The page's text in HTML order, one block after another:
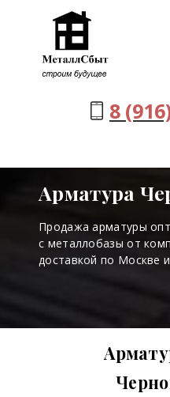
8
Арматура
Продажа арматуры
с металлобазы от
доставкой по Москве